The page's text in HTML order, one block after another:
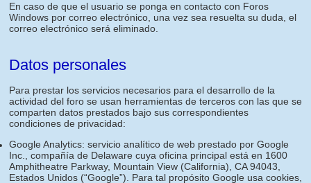
En caso de que el usuario se ponga en contacto con Foros
Windows por correo electrónico, una vez sea resuelta su duda, el
correo electrónico será eliminado.
Datos personales
Para prestar los servicios necesarios para el desarrollo de la
actividad del foro se usan herramientas de terceros con las que se
comparten datos prestados bajo sus correspondientes
condiciones de privacidad:
Google Analytics: servicio analítico de web prestado por Google
Inc., compañía de Delaware cuya oficina principal está en 1600
Amphitheatre Parkway, Mountain View (California), CA 94043,
Estados Unidos (“Google”). Para tal propósito Google usa cookies,